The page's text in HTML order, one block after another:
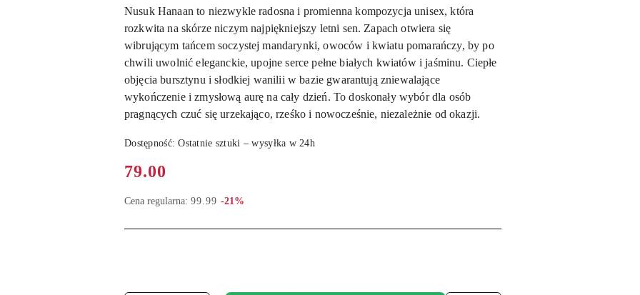
Nusuk Hanaan to niezwykle radosna i promienna kompozycja unisex, która
rozkwita na skórze niczym najpiękniejszy letni sen. Zapach otwiera się
wibrującym tańcem soczystej mandarynki, owoców i kwiatu pomarańczy, by po
chwili uwolnić eleganckie, upojne serce pełne białych kwiatów i jaśminu. Ciepłe
objęcia bursztynu i słodkiej wanilii w bazie gwarantują zniewalające
wykończenie i zmysłową aurę na cały dzień. To doskonały wybór dla osób
pragnących czuć się urzekająco, rześko i nowocześnie, niezależnie od okazji.
Dostępność:Ostatnie sztuki – wysyłka w 24h
Cena:
79.00
Cena regularna: 99.99 Rabat:
-21%